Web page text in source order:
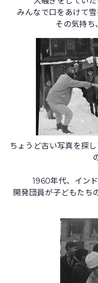
みんなで口をあけて
その気持ち
ちょうど古い写真を探
1960年代、イン
開発団員が子どもたち